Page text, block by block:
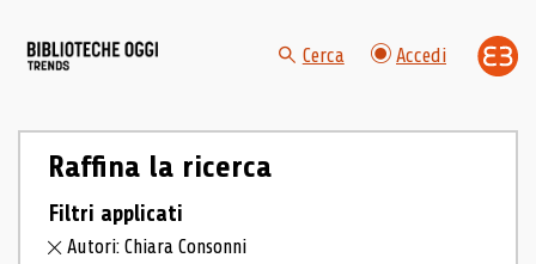
Cerca Accedi
Raffina la ricerca
Filtri applicati
Autori: Chiara Consonni